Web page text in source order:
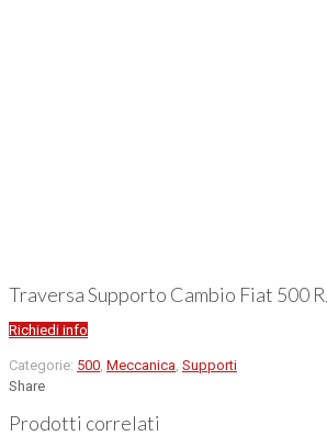
Traversa Supporto Cambio Fiat 500
Richiedi info
Categorie: 500 Meccanica Supporti
Share
Prodotti correlati